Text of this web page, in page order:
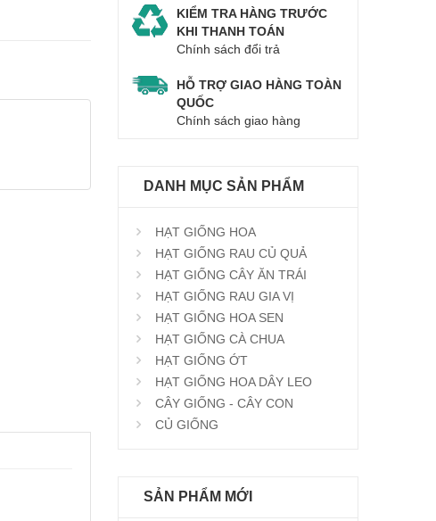
KIỂM TRA HÀNG TRƯỚC
KHI THANH TOÁN
Chính sách đổi trả
HỖ TRỢ GIAO HÀNG TOÀN
QUỐC
Chính sách giao hàng
DANH MỤC SẢN PHẨM
HẠT GIỐNG HOA
HẠT GIỐNG RAU CỦ QUẢ
HẠT GIỐNG CÂY ĂN TRÁI
HẠT GIỐNG RAU GIA VỊ
HẠT GIỐNG HOA SEN
HẠT GIỐNG CÀ CHUA
HẠT GIỐNG ỚT
HẠT GIỐNG HOA DÂY LEO
CÂY GIỐNG - CÂY CON
CỦ GIỐNG
SẢN PHẨM MỚI